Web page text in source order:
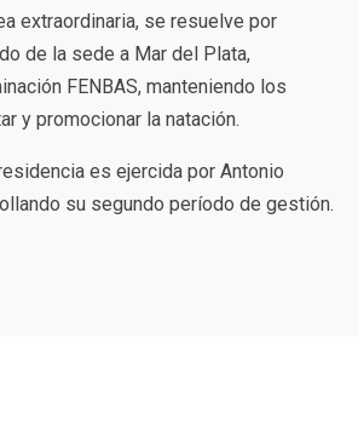
extraordinaria, se resuelve por
de la sede a Mar del Plata,
FENBAS, manteniendo los
y promocionar la natación.
es ejercida por Antonio
su segundo período de gestión.